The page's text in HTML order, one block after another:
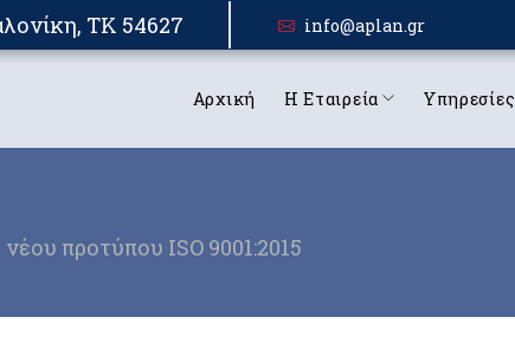
TK 54627 info@aplan.gr
Αρχική Η Εταιρεία Υπηρεσίες
προτύπου ISO 9001:2015